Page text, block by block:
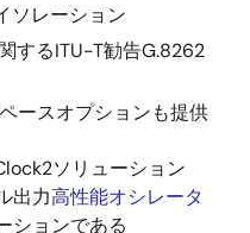
ソレーション
するITU-T勧告G.8262
ースオプションも提供
ソリューション
出力高性能オシレータ
ションである